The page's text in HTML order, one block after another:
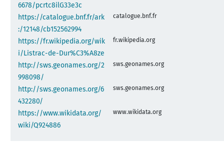
6678/pcrtc8ilG33e3c
https://catalogue.bnf.fr/ark
:/12148/cb152562994
catalogue.bnf.fr
https://fr.wikipedia.org/wik
i/Listrac-de-Dur%C3%A8ze
fr.wikipedia.org
http://sws.geonames.org/2
998098/
sws.geonames.org
http://sws.geonames.org/6
432280/
sws.geonames.org
https://www.wikidata.org/
wiki/Q924886
www.wikidata.org